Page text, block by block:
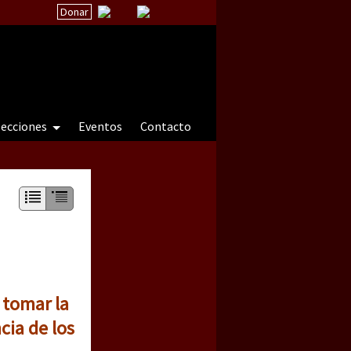
Donar
Eventos Contacto
la
de los